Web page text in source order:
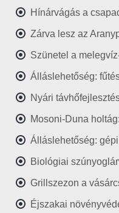
Hínárvágás a
Zárva lesz az
Szünetel a
Álláslehetőség:
Nyári
Mosoni-Duna
Álláslehetőség:
Biológiai
Grillszezon a
Éjszakai